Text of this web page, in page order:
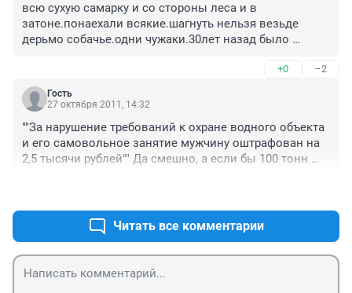
всю сухую самарку и со стороны леса и в
затоне.понаехали всякие.шагнуть нельзя везьде
дерьмо собачье.одни чужаки.30лет назад было
+0 –2
Гость
27 октября 2011, 14:32
""За нарушение требований к охране водного объекта
и его самовольное занятие мужчину оштрафован на
2,5 тысячи рублей"" Да смешно, а если бы 100 тонн
бы они работали и качественно ли??? штрафы нужно
устанавливать не смешные, прямопропорционально
ущербу природе и затрат на восстановление после
катастрофы. Вот тогда бы и разгильдяйства такого бы
ни было ни на воде, ни на суше!!!!!!!!!!!!!!!!!!!!!
Читать все комментарии